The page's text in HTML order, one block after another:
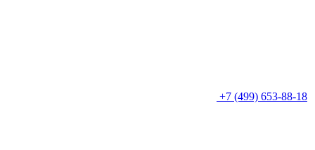
+7 (499) 653-88-18